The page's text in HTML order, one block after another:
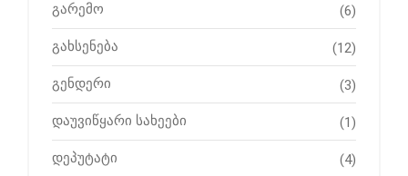
გარემო (6)
გახსენება (12)
გენდერი (3)
დაუვიწყარი სახეები (1)
დეპუტატი (4)